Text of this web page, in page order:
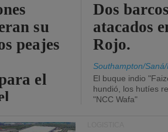
su
peajes
el
Dos
atacados
Rojo.
Southampton/
El buque indio
hundió, los hutíes
"NCC Wafa"